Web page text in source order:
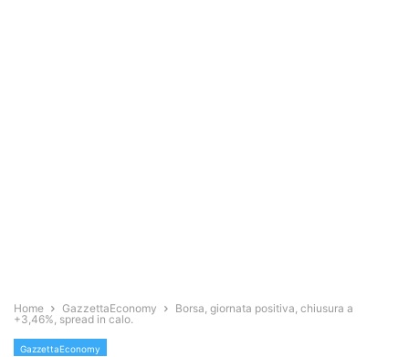
Home GazzettaEconomy
Borsa, giornata positiva, chiusura a
+3,46%, spread in calo.
GazzettaEconomy